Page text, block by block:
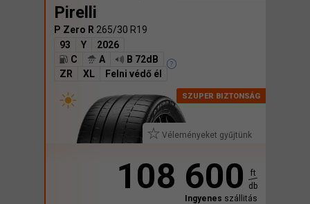
Pirelli
P Zero R 265/30 R19
93
Y
2026
C
A
B 72dB
ZR
XL Felni védő él
Véleményeket gyűjtünk
108 600
ft
db
Ingyenes szállitás